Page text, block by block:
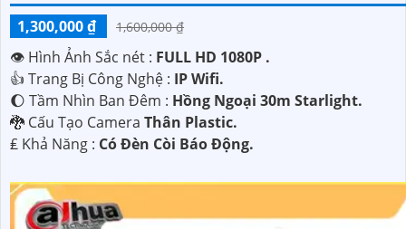
1,300,000 ₫
1,600,000 ₫
👁 Hình Ảnh Sắc nét : FULL HD 1080P .
👍 Trang Bị Công Nghệ : IP Wifi.
🌔 Tầm Nhìn Ban Đêm : Hồng Ngoại 30m Starlight.
🐉️ Cấu Tạo Camera Thân Plastic.
️₤ Khả Năng : Có Ðèn Còi Báo Động.